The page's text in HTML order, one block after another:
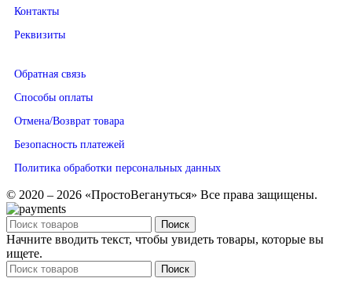
Контакты
Реквизиты
Обратная связь
Способы оплаты
Отмена/Возврат товара
Безопасность платежей
Политика обработки персональных данных
© 2020 – 2026 «ПростоВегануться» Все права защищены.
Поиск
Начните вводить текст, чтобы увидеть товары, которые вы
ищете.
Поиск